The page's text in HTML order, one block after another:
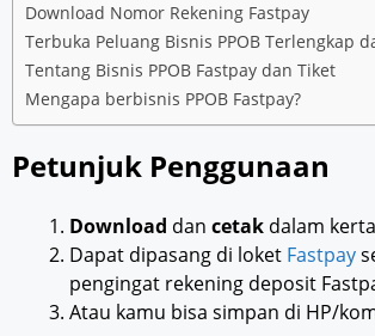
Download Nomor Rekening Fastpay
Terbuka Peluang Bisnis PPOB Terlengkap
Tentang Bisnis PPOB Fastpay dan Tiket
Mengapa berbisnis PPOB Fastpay?
Petunjuk Penggunaan
Download dan cetak dalam
Dapat dipasang di loket Fastpay
pengingat rekening deposit
Atau kamu bisa simpan di HP/